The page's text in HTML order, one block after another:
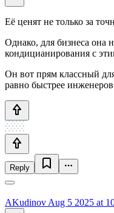
Её ценят не только за
Однако, для бизнеса она
кондицианирования с
Он вот прям классный
равно быстрее
Reply
AKudinov Aug 5 2025 at